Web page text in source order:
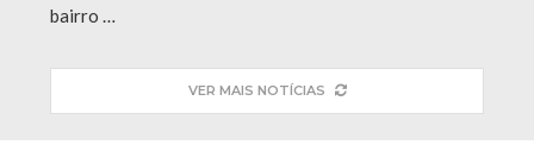
bairro …
VER MAIS NOTÍCIAS